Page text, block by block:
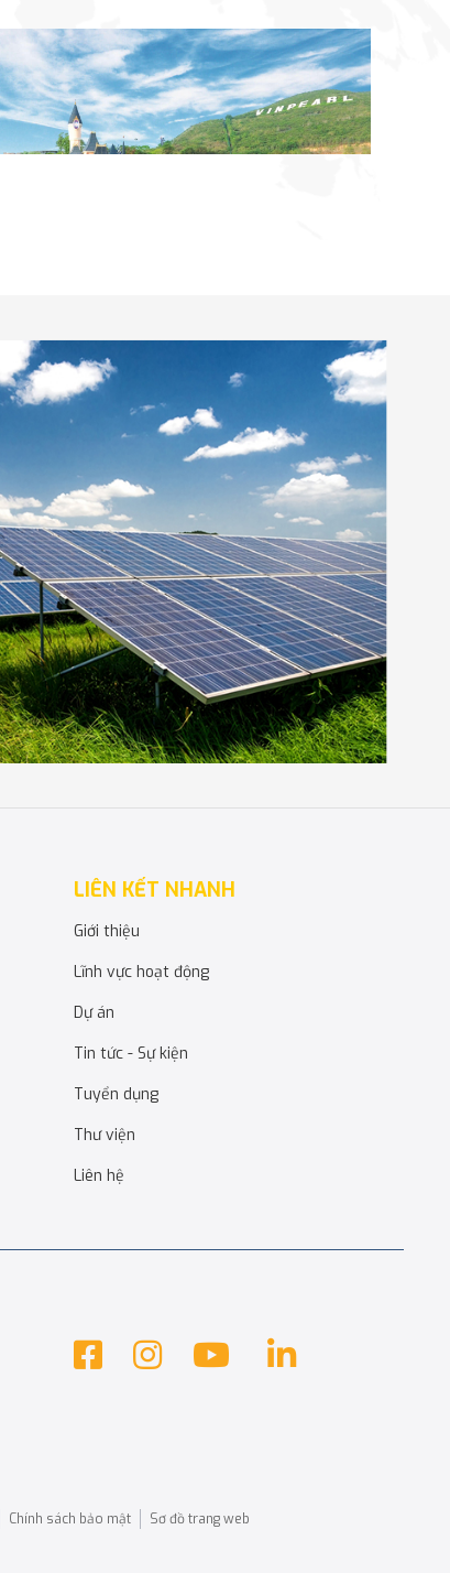
Công ty.
dự án Imperium Town Nha Trang
thắng cảnh địa danh nổi tiếng
tại bãi biển tuyệt đẹp
LIÊN KẾT NHANH
Giới thiệu
Lĩnh vực hoạt động
Dự án
Tin tức - Sự kiện
Tuyển dụng
Thư viện
Liên hệ
Chính sách bảo mật Sơ đồ trang web